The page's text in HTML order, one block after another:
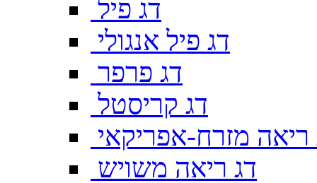
דג פיל
דג פיל אנגולי
דג פרפר
דג קריסטל
ריאה מזרח-אפריקאי
דג ריאה משויש